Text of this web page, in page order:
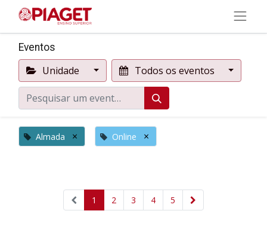
Eventos
Unidade Todos os eventos
Almada × Online ×
1 2 3 4 5